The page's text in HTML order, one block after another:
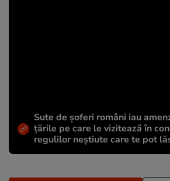
Sute de șoferi români iau
țările pe care le vizitează în
regulilor neștiute care te pot